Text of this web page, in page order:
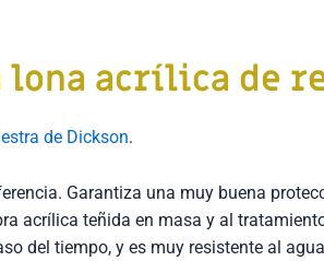
lona acrílica de
de Dickson.
Garantiza una muy buena
acrílica teñida en masa y al
del tiempo, y es muy resistente al